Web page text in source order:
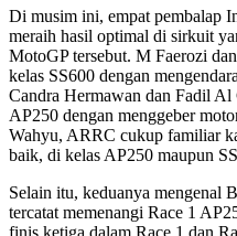
Di musim ini, empat pembalap
meraih hasil optimal di sirkuit
MotoGP tersebut. M Faerozi
kelas SS600 dengan
Candra Hermawan dan Fadil
AP250 dengan menggeber
Wahyu, ARRC cukup familiar
baik, di kelas AP250 maupun
Selain itu, keduanya mengenal
tercatat memenangi Race 1
finis ketiga dalam Race 1 dan